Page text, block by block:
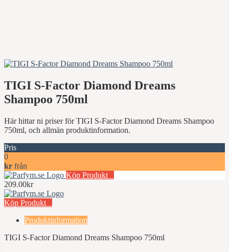
TIGI S-Factor Diamond Dreams
Shampoo 750ml
Här hittar ni priser för TIGI S-Factor Diamond Dreams Shampoo
750ml, och allmän produktinformation.
Pris
0
kr från
Köp Produkt
209.00kr
Köp Produkt
Produktinformation
TIGI S-Factor Diamond Dreams Shampoo 750ml